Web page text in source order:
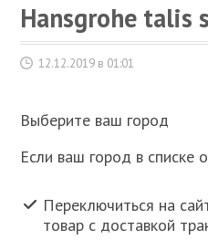
Hansgrohe talis
12.12.2019 в 01:01
Выберите ваш город
Если ваш город в списке
Переключиться на
товар с доставкой